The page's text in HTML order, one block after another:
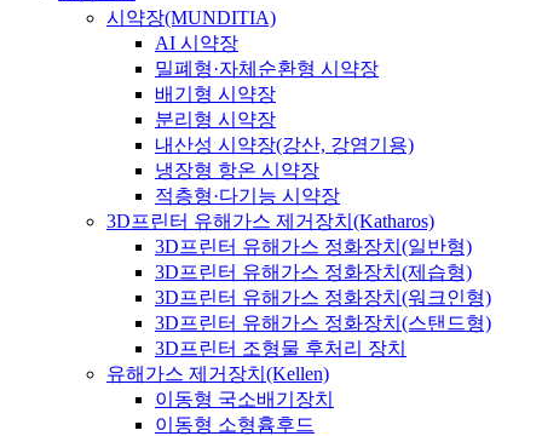
시약장(MUNDITIA)
AI 시약장
밀폐형·자체순환형 시약장
배기형 시약장
분리형 시약장
내산성 시약장(강산, 강염기용)
냉장형 항온 시약장
적층형·다기능 시약장
3D프린터 유해가스 제거장치(Katharos)
3D프린터 유해가스 정화장치(일반형)
3D프린터 유해가스 정화장치(제습형)
3D프린터 유해가스 정화장치(워크인형)
3D프린터 유해가스 정화장치(스탠드형)
3D프린터 조형물 후처리 장치
유해가스 제거장치(Kellen)
이동형 국소배기장치
이동형 소형흄후드